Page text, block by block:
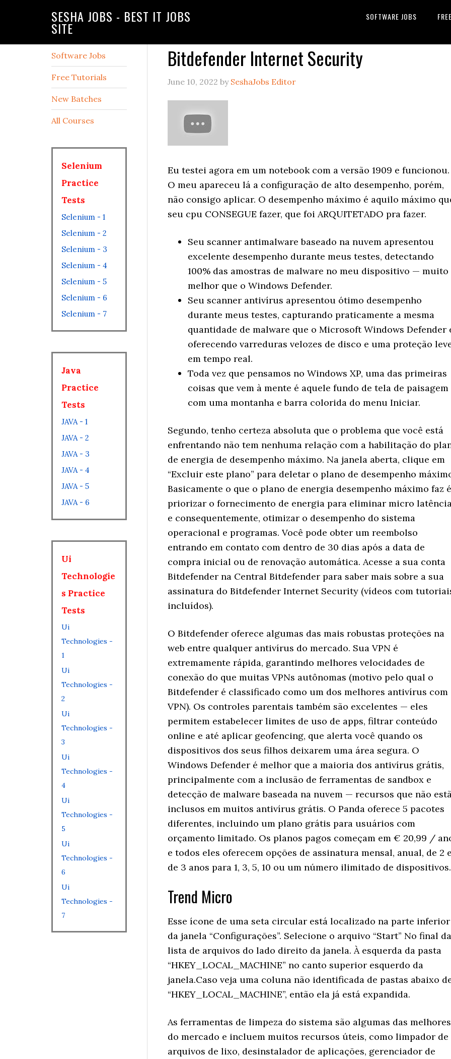
SESHA JOBS - BEST IT JOBS
SITE
SOFTWARE JOBS
Bitdefender Internet Security
June 10, 2022 by SeshaJobs Editor
Eu testei agora em um notebook com a versão 1909 e funcionou.
O meu apareceu lá a configuração de alto desempenho, porém,
não consigo aplicar. O desempenho máximo é aquilo máximo
seu cpu CONSEGUE fazer, que foi ARQUITETADO pra fazer.
Seu scanner antimalware baseado na nuvem apresentou
excelente desempenho durante meus testes, detectando
100% das amostras de malware no meu dispositivo — muito
melhor que o Windows Defender.
Seu scanner antivírus apresentou ótimo desempenho
durante meus testes, capturando praticamente a mesma
quantidade de malware que o Microsoft Windows Defender
oferecendo varreduras velozes de disco e uma proteção
em tempo real.
Toda vez que pensamos no Windows XP, uma das primeiras
coisas que vem à mente é aquele fundo de tela de paisagem
com uma montanha e barra colorida do menu Iniciar.
Segundo, tenho certeza absoluta que o problema que você está
enfrentando não tem nenhuma relação com a habilitação do
de energia de desempenho máximo. Na janela aberta, clique em
“Excluir este plano” para deletar o plano de desempenho
Basicamente o que o plano de energia desempenho máximo faz é
priorizar o fornecimento de energia para eliminar micro
e consequentemente, otimizar o desempenho do sistema
operacional e programas. Você pode obter um reembolso
entrando em contato com dentro de 30 dias após a data de
compra inicial ou de renovação automática. Acesse a sua conta
Bitdefender na Central Bitdefender para saber mais sobre a sua
assinatura do Bitdefender Internet Security (vídeos com
incluídos).
O Bitdefender oferece algumas das mais robustas proteções na
web entre qualquer antivírus do mercado. Sua VPN é
extremamente rápida, garantindo melhores velocidades de
conexão do que muitas VPNs autônomas (motivo pelo qual o
Bitdefender é classificado como um dos melhores antivírus com
VPN). Os controles parentais também são excelentes — eles
permitem estabelecer limites de uso de apps, filtrar conteúdo
online e até aplicar geofencing, que alerta você quando os
dispositivos dos seus filhos deixarem uma área segura. O
Windows Defender é melhor que a maioria dos antivírus grátis,
principalmente com a inclusão de ferramentas de sandbox e
detecção de malware baseada na nuvem — recursos que não
inclusos em muitos antivírus grátis. O Panda oferece 5 pacotes
diferentes, incluindo um plano grátis para usuários com
orçamento limitado. Os planos pagos começam em € 20,99 /
e todos eles oferecem opções de assinatura mensal, anual, de 2 e
de 3 anos para 1, 3, 5, 10 ou um número ilimitado de dispositivos.
Trend Micro
Esse ícone de uma seta circular está localizado na parte inferior
da janela “Configurações”. Selecione o arquivo “Start” No final da
lista de arquivos do lado direito da janela. À esquerda da pasta
“HKEY_LOCAL_MACHINE” no canto superior esquerdo da
janela.Caso veja uma coluna não identificada de pastas abaixo
“HKEY_LOCAL_MACHINE”, então ela já está expandida.
As ferramentas de limpeza do sistema são algumas das melhores
do mercado e incluem muitos recursos úteis, como limpador de
arquivos de lixo, desinstalador de aplicações, gerenciador de
Software Jobs
Free Tutorials
New Batches
All Courses
Selenium
Practice
Tests
Selenium - 1
Selenium - 2
Selenium - 3
Selenium - 4
Selenium - 5
Selenium - 6
Selenium - 7
Java
Practice
Tests
JAVA - 1
JAVA - 2
JAVA - 3
JAVA - 4
JAVA - 5
JAVA - 6
Ui
Technologie
s Practice
Tests
Ui
Technologies -
1
Ui
Technologies -
2
Ui
Technologies -
3
Ui
Technologies -
4
Ui
Technologies -
5
Ui
Technologies -
6
Ui
Technologies -
7